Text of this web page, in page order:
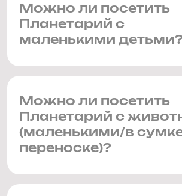
Можно ли посетить
Планетарий с
маленькими детьми?
Можно ли посетить
Планетарий с
(маленькими/в
переноске)?